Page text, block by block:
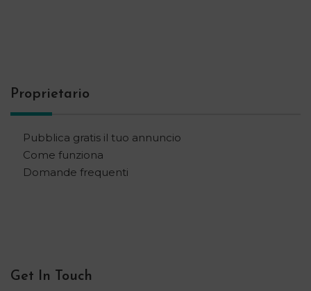
Proprietario
Pubblica gratis il tuo annuncio
Come funziona
Domande frequenti
Get In Touch